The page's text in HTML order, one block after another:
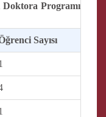
Programı
Sayısı